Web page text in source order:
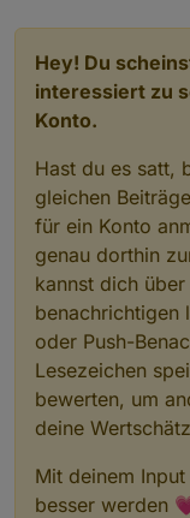
Hey! Du
interessiert zu
Konto.
Hast du es satt,
gleichen
für ein Konto
genau dorthin
kannst dich
benachrichtigen
oder Push-
Lesezeichen
bewerten, um
deine
Mit deinem
besser werden